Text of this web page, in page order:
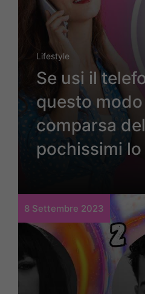
Lifestyle
Se usi il
questo
comparsa
pochissimi
8 Settembre 2023